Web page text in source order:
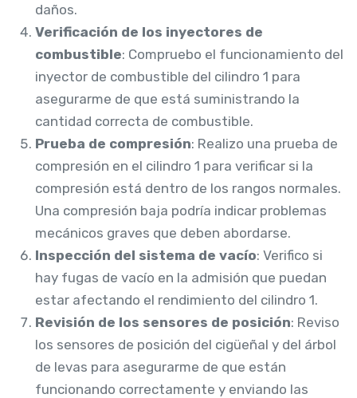
daños.
Verificación de los inyectores de
combustible: Compruebo el funcionamiento del
inyector de combustible del cilindro 1 para
asegurarme de que está suministrando la
cantidad correcta de combustible.
Prueba de compresión: Realizo una prueba de
compresión en el cilindro 1 para verificar si la
compresión está dentro de los rangos normales.
Una compresión baja podría indicar problemas
mecánicos graves que deben abordarse.
Inspección del sistema de vacío: Verifico si
hay fugas de vacío en la admisión que puedan
estar afectando el rendimiento del cilindro 1.
Revisión de los sensores de posición: Reviso
los sensores de posición del cigüeñal y del árbol
de levas para asegurarme de que están
funcionando correctamente y enviando las